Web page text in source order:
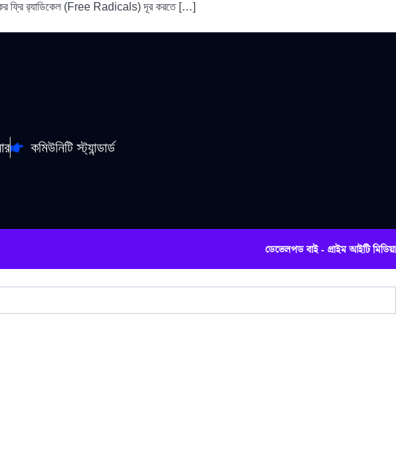
ক্ষতিকর ফ্রি র‍্যাডিকেল (Free Radicals) দূর করতে […]
কমিউনিটি স্ট্যান্ডার্ড
ডেভেলপড বাই - প্রাইম আইটি মিডিয়া